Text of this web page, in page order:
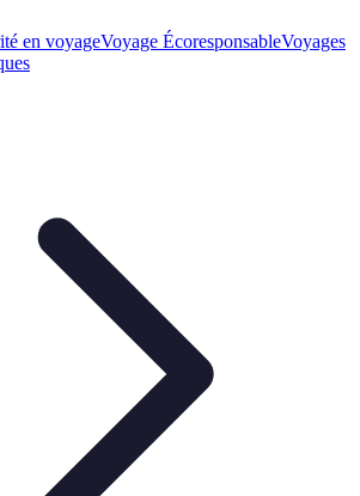
en voyageVoyage ÉcoresponsableVoyages